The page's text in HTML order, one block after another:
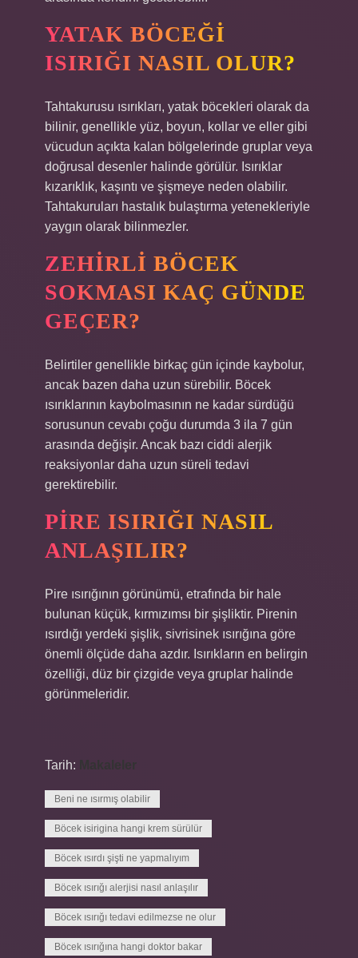
YATAK BÖCEĞI
ISIRIĞI NASIL OLUR?
Tahtakurusu ısırıkları, yatak böcekleri olarak da
bilinir, genellikle yüz, boyun, kollar ve eller gibi
vücudun açıkta kalan bölgelerinde gruplar veya
doğrusal desenler halinde görülür. Isırıklar
kızarıklık, kaşıntı ve şişmeye neden olabilir.
Tahtakuruları hastalık bulaştırma yetenekleriyle
yaygın olarak bilinmezler.
ZEHIRLI BÖCEK
SOKMASI KAÇ GÜNDE
GEÇER?
Belirtiler genellikle birkaç gün içinde kaybolur,
ancak bazen daha uzun sürebilir. Böcek
ısırıklarının kaybolmasının ne kadar sürdüğü
sorusunun cevabı çoğu durumda 3 ila 7 gün
arasında değişir. Ancak bazı ciddi alerjik
reaksiyonlar daha uzun süreli tedavi
gerektirebilir.
PIRE ISIRIĞI NASIL
ANLAŞILIR?
Pire ısırığının görünümü, etrafında bir hale
bulunan küçük, kırmızımsı bir şişliktir. Pirenin
ısırdığı yerdeki şişlik, sivrisinek ısırığına göre
önemli ölçüde daha azdır. Isırıkların en belirgin
özelliği, düz bir çizgide veya gruplar halinde
görünmeleridir.
Tarih:
Beni ne ısırmış olabilir
Böcek isirigina hangi krem sürülür
Böcek ısırdı şişti ne yapmalıyım
Böcek ısırığı alerjisi nasıl anlaşılır
Böcek ısırığı tedavi edilmezse ne olur
Böcek ısırığına hangi doktor bakar